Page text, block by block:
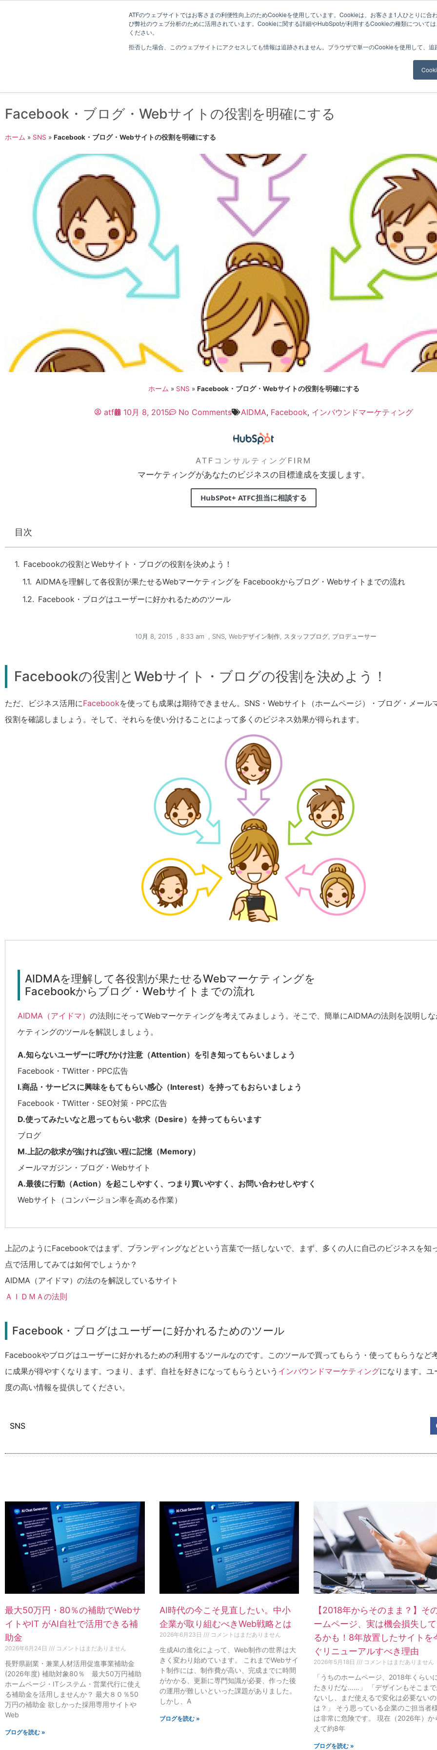
ATFのウェブサイトではお客さまの利便性向上のためCookieを使用しています。Cookieは、お客さま1人ひとりに合
び弊社のウェブ分析のために活用されています。Cookieに関する詳細やHubSpotが利用するCookieの種類については
ください。
拒否した場合、このウェブサイトにアクセスしても情報は追跡されません。ブラウザで単一のCookieを使用して、追
Web制作考え方 サービスメニュー 料金 Web制作 ナレッ
Facebook・ブログ・Webサイトの役割を明確にする
ホーム » SNS » Facebook・ブログ・Webサイトの役割を明確にする
ホーム » SNS » Facebook・ブログ・Webサイトの役割を明確にする
atf 10月 8, 2015 No Comments AIDMA, Facebook, インバウンドマーケティング
ATFコンサルティングFIRM
マーケティングがあなたのビジネスの目標達成を支援します。
HubSPot+ ATFC担当に相談する
目次
Facebookの役割とWebサイト・ブログの役割を決めよう！
AIDMAを理解して各役割が果たせるWebマーケティングを Facebookからブログ・Webサイトまでの流れ
Facebook・ブログはユーザーに好かれるためのツール
10月 8, 2015 8:33 am SNS, Webデザイン制作, スタッフブログ, プロデューサー
Facebookの役割とWebサイト・ブログの役割を決めよう！
ただ、ビジネス活用にFacebookを使っても成果は期待できません。SNS・Webサイト（ホームページ）・ブログ・メール
役割を確認しましょう。そして、それらを使い分けることによって多くのビジネス効果が得られます。
AIDMAを理解して各役割が果たせるWebマーケティングを
Facebookからブログ・Webサイトまでの流れ
AIDMA（アイドマ） の法則にそってWebマーケティングを考えてみましょう。そこで、簡単にAIDMAの法則を説明し
ケティングのツールを解説しましょう。
A.知らないユーザーに呼びかけ注意（Attention）を引き知ってもらいましょう
Facebook・TWitter・PPC広告
I.商品・サービスに興味をもてもらい感心（Interest）を持ってもおらいましょう
Facebook・TWitter・SEO対策・PPC広告
D.使ってみたいなと思ってもらい欲求（Desire）を持ってもらいます
ブログ
M.上記の欲求が強ければ強い程に記憶（Memory）
メールマガジン・ブログ・Webサイト
A.最後に行動（Action）を起こしやすく、つまり買いやすく、お問い合わせしやすく
Webサイト（コンバージョン率を高める作業）
上記のようにFacebookではまず、ブランディングなどという言葉で一括しないで、まず、多くの人に自己のビジネスを知
点で活用してみては如何でしょうか？
AIDMA（アイドマ）の法のを解説しているサイト
ＡＩＤＭＡの法則
Facebook・ブログはユーザーに好かれるためのツール
Facebookやブログはユーザーに好かれるための利用するツールなのです。このツールで買ってもらう・使ってもらうなど
に成果が得やすくなります。つまり、まず、自社を好きになってもらうという インバウンドマーケティングになります。
度の高い情報を提供してください。
SNS
最大50万円・80％の補助でWebサ
イトやIT がAI自社で活用できる補
助金
2026年6月24日 コメントはまだありません
長野県副業・兼業人材活用促進事業補助金
(2026年度) 補助対象80％ 最大50万円補助
ホームページ・ITシステム・営業代行に使え
る補助金を活用しませんか？ 最大８０％50
万円の補助金 欲しかった採用専用サイトや
Web
ブログを読む »
AI時代の今こそ見直したい。中小
企業が取り組むべきWeb戦略とは
2026年6月23日 コメントはまだありません
生成AIの進化によって、Web制作の世界は大
きく変わり始めています。 これまでWebサイ
ト制作には、制作費が高い、完成までに時間
がかかる、更新に専門知識が必要、作った後
の運用が難しいといった課題がありました。
しかし、A
ブログを読む »
【2018年からそのまま？】そ
ームページ、実は機会損失し
るかも！8年放置したサイトを
ぐリニューアルすべき理由
2026年5月18日 コメントはまだありません
「うちのホームページ、2018年くらい
たきりだな……」 「デザインもそこまで
ないし、まだ使えるで変化は必要ない
は？」 そう思っている企業のご担当者
は非常に危険です。 現在（2026年）か
えて約8年
ブログを読む »